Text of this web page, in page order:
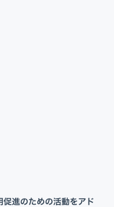
促進のための活動をアド